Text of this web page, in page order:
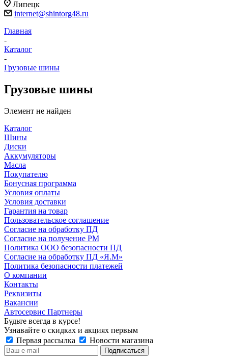
Липецк
internet@shintorg48.ru
Главная
-
Каталог
-
Грузовые шины
Грузовые шины
Элемент не найден
Каталог
Шины
Диски
Аккумуляторы
Масла
Покупателю
Бонусная программа
Условия оплаты
Условия доставки
Гарантия на товар
Пользовательское соглашение
Согласие на обработку ПД
Согласие на получение РМ
Политика ООО безопасности ПД
Согласие на обработку ПД «Я.М»
Политика безопасности платежей
О компании
Контакты
Реквизиты
Вакансии
Автосервис Партнеры
Будьте всегда в курсе!
Узнавайте о скидках и акциях первым
Первая рассылка
Новости магазина